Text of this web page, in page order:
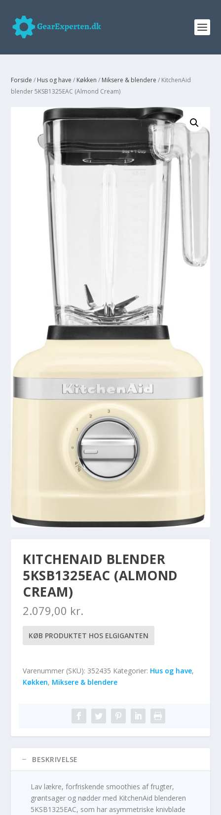
Forside / Hus og have / Køkken / Miksere & blendere / KitchenAid
blender 5KSB1325EAC (Almond Cream)
KITCHENAID BLENDER
5KSB1325EAC (ALMOND
CREAM)
2.079,00 kr.
KØB PRODUKTET HOS ELGIGANTEN
Varenummer (SKU): 352435 Kategorier: Hus og have,
Køkken, Miksere & blendere
BESKRIVELSE
Lav lækre, forfriskende smoothies af frugter,
grøntsager og nødder med KitchenAid blenderen
5KSB1325EAC, som har asymmetriske knivblade